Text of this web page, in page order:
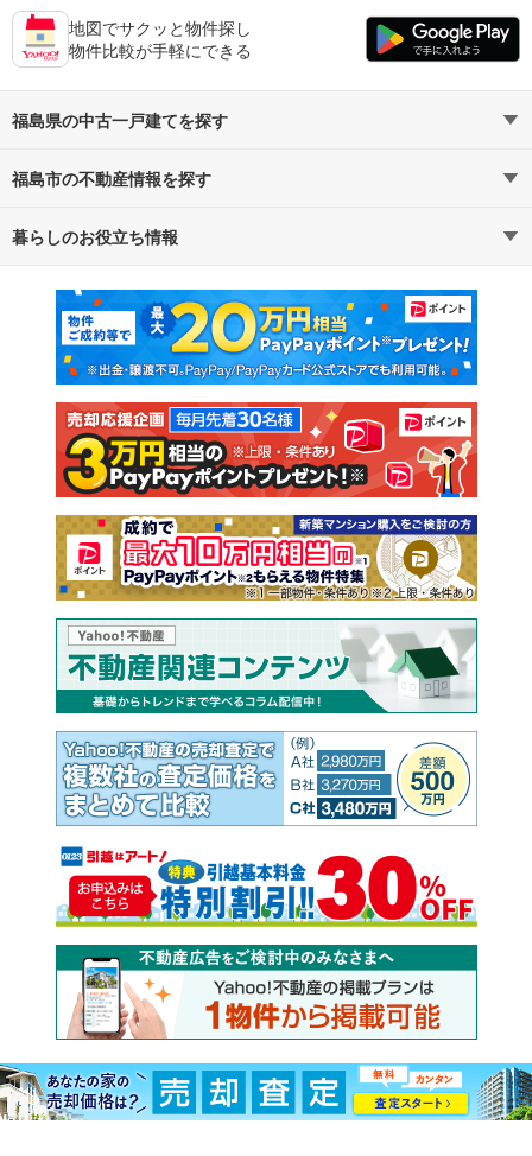
地図でサクッと物件探し
物件比較が手軽にできる
福島県の中古一戸建てを探す
路線・駅から探す
通勤・通学時間から探す
福島市の不動産情報を探す
不動産・住宅
新築マンション 中古マンション
新築一戸建て 中古一戸建て
注文住宅 土地
売却査定
暮らしのお役立ち情報
マンションカタログ 教えて！住まいの先生